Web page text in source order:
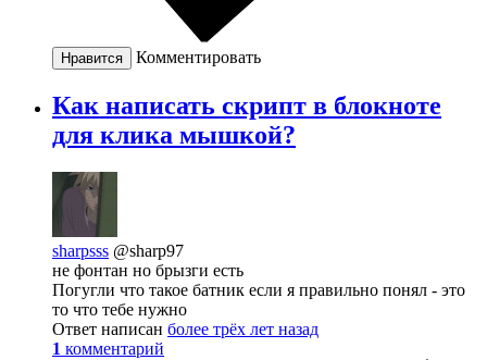
Нравится Комментировать
Как написать скрипт в блокноте
для клика мышкой?
sharpsss @sharp97
не фонтан но брызги есть
Погугли что такое батник если я правильно понял - это
то что тебе нужно
Ответ написан более трёх лет назад
1 комментарий